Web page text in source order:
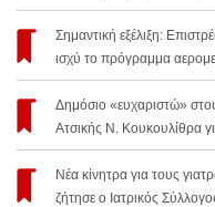
Σημαντική εξέλιξη:
ισχύ το πρόγραμμα
Δημόσιο «ευχαριστώ»
Ατσικής Ν. Κουκουλίθρα
Νέα κίνητρα για τους
ζήτησε ο Ιατρικός